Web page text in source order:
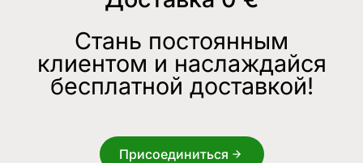
Стань постоянным
клиентом и наслаждайся
бесплатной доставкой!
Присоединиться